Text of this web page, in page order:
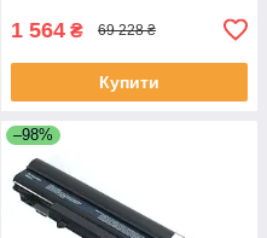
1 564 ₴ 69 228 ₴
Купити
–98%